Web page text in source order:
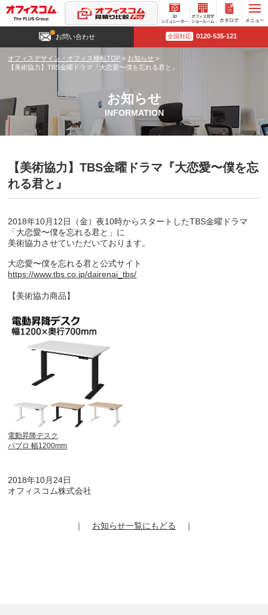
3D
シミュ
ー
オフィ
ス見学
お問い合わせ 全国対応 0120-535-121
オフィスデザイン・オフィス移転TOP > お知らせ >
【美術協力】TBS金曜ドラマ『大恋愛〜僕を忘れる君と』
お知らせ
INFORMATION
【美術協力】TBS金曜ドラマ『大恋愛〜僕を忘
れる君と』
2018年10月12日（金）夜10時からスタートしたTBS金曜ドラマ
「大恋愛〜僕を忘れる君と」に
美術協力させていただいております。
大恋愛〜僕を忘れる君と公式サイト
https://www.tbs.co.jp/dairenai_tbs/
【美術協力商品】
電動昇降デスク
パブロ 幅1200mm
2018年10月24日
オフィスコム株式会社
｜ お知らせ一覧にもどる ｜